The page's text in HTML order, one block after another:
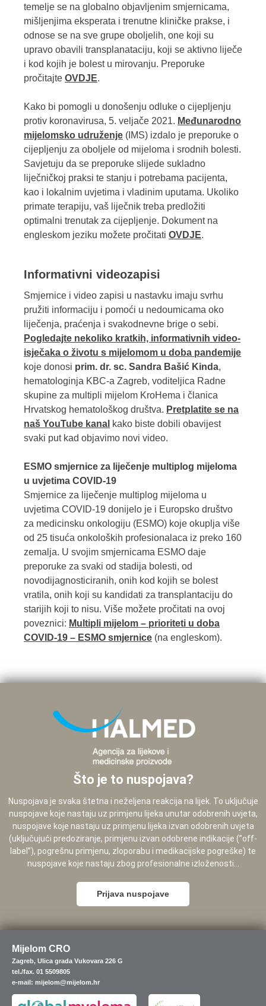
temelje se na globalno objavljenim smjernicama,
mišljenjima eksperata i trenutne kliničke prakse, i
odnose se na sve grupe oboljelih, one koji su
upravo obavili transplanataciju, koji se aktivno liječe
i kod kojih je bolest u mirovanju. Preporuke
pročitajte OVDJE.
Kako bi pomogli u donošenju odluke o cijepljenju
protiv koronavirusa, 5. veljače 2021. Međunarodno
mijelomsko udruženje (IMS) izdalo je preporuke o
cijepljenju za oboljele od mijeloma i srodnih bolesti.
Savjetuju da se preporuke slijede sukladno
liječničkoj praksi te stanju i potrebama pacijenta,
kao i lokalnim uvjetima i vladinim uputama. Ukoliko
primate terapiju, vaš liječnik treba predložiti
optimalni trenutak za cijepljenje. Dokument na
engleskom jeziku možete pročitati OVDJE.
Informativni videozapisi
Smjernice i video zapisi u nastavku imaju svrhu
pružiti informaciju i pomoći u nedoumicama oko
liječenja, praćenja i svakodnevne brige o sebi.
Pogledajte nekoliko kratkih, informativnih video-
isječaka o životu s mijelomom u doba pandemije
koje donosi prim. dr. sc. Sandra Bašić Kinda,
hematologinja KBC-a Zagreb, voditeljica Radne
skupine za multipli mijelom KroHema i članica
Hrvatskog hematološkog društva. Pretplatite se na
naš YouTube kanal kako biste dobili obavijest
svaki put kad objavimo novi video.
ESMO smjernice za liječenje multiplog mijeloma
u uvjetima COVID-19
Smjernice za liječenje multiplog mijeloma u
uvjetima COVID-19 donijelo je i Europsko društvo
za medicinsku onkologiju (ESMO) koje okuplja više
od 25 tisuća onkoloških profesionalaca iz preko 160
zemalja. U svojim smjernicama ESMO daje
preporuke za svaki od stadija bolesti, od
novodijagnosticiranih, onih kod kojih se bolest
vratila, onih koji su kandidati za transplantaciju do
starijih koji to nisu. Više možete pročitati na ovoj
poveznici: Multipli mijelom – prioriteti u doba
COVID-19 – ESMO smjernice (na engleskom).
Što je to nuspojava?
Nuspojava je svaka štetna i neželjena reakcija na lijek. To uključuje
nuspojave koje nastaju uz primjenu lijeka unutar odobrenih uvjeta,
nuspojave koje nastaju uz primjenu lijeka izvan odobrenih uvjeta
(uključujući predoziranje, primjenu izvan odobrene indikacije (”off-
label”), pogrešnu primjenu, zloporabu i medikacijske pogreške) te
nuspojave koje nastaju zbog profesionalne izloženosti...
Prijava nuspojave
Mijelom CRO
Zagreb, Ulica grada Vukovara 226 G
tel./fax. 01 5509805
e-mail: mijelom@mijelom.hr